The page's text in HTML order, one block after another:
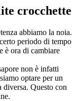
crocchette
abbiamo la noia.
periodo di tempo
è ora di cambiare
non è infatti
optare per un
diversa. Questo con